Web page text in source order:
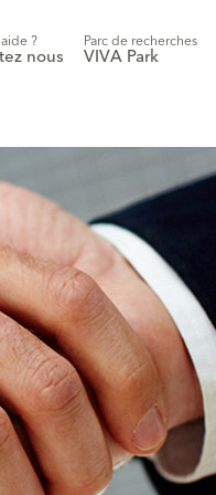
?
nous
Parc de recherches
VIVA Park